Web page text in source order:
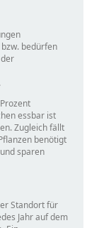
bedürfen
essbar ist
Zugleich fällt
benötigt
sparen
Standort für
Jahr auf dem